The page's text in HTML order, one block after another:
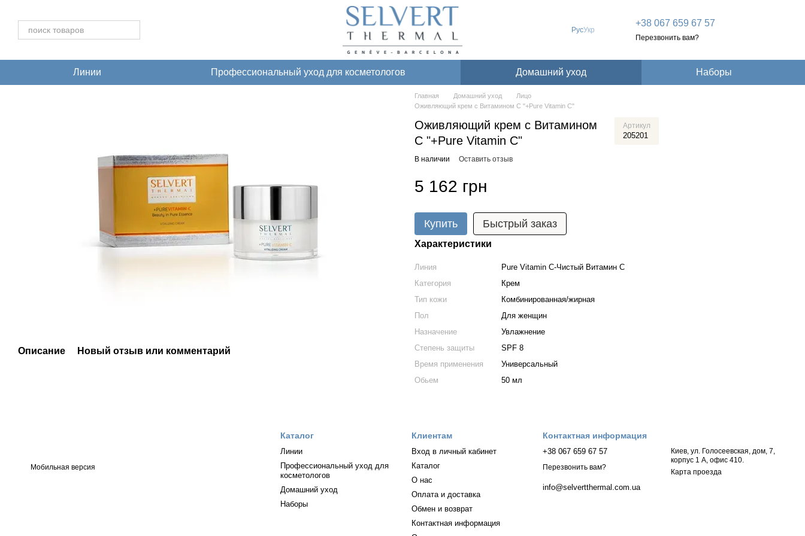
РусУкр
+38 067 659 67 57
Перезвонить вам?
Линии Профессиональный уход для косметологов Домашний уход Наборы
Описание Новый отзыв или комментарий
Главная Домашний уход
Лицо
Оживляющий крем с Витамином С "+Pure Vitamin C"
Оживляющий крем с Витамином
С "+Pure Vitamin C"
Артикул
205201
В наличии Оставить отзыв
5 162 грн
Купить Быстрый заказ
Характеристики
Линия
Pure Vitamin C-Чистый Витамин С
Категория
Крем
Тип кожи
Комбинированная/жирная
Пол
Для женщин
Назначение
Увлажнение
Степень защиты
SPF 8
Время применения
Универсальный
Обьем
50 мл
Мобильная версия
Каталог
Линии
Профессиональный уход для
косметологов
Домашний уход
Наборы
Клиентам
Вход в личный кабинет
Каталог
О нас
Оплата и доставка
Обмен и возврат
Контактная информация
Контактная информация
+38 067 659 67 57
Перезвонить вам?
info@selvertthermal.com.ua
Киев, ул. Голосеевская, дом, 7,
корпус 1 А, офис 410.
Карта проезда